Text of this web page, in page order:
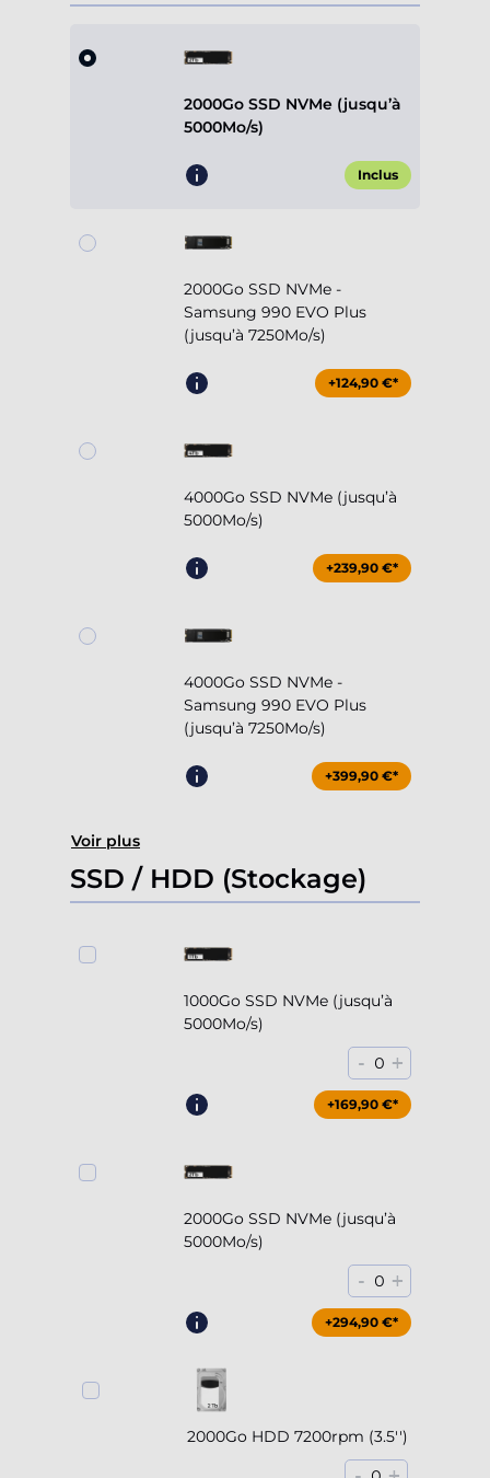
2000Go SSD NVMe (jusqu’à
5000Mo/s)
Inclus
2000Go SSD NVMe -
Samsung 990 EVO Plus
(jusqu’à 7250Mo/s)
+124,90 €*
4000Go SSD NVMe (jusqu’à
5000Mo/s)
+239,90 €*
4000Go SSD NVMe -
Samsung 990 EVO Plus
(jusqu’à 7250Mo/s)
+399,90 €*
Voir plus
SSD / HDD (Stockage)
1000Go SSD NVMe (jusqu’à
5000Mo/s)
- 0 +
+169,90 €*
2000Go SSD NVMe (jusqu’à
5000Mo/s)
- 0 +
+294,90 €*
2000Go HDD 7200rpm (3.5'')